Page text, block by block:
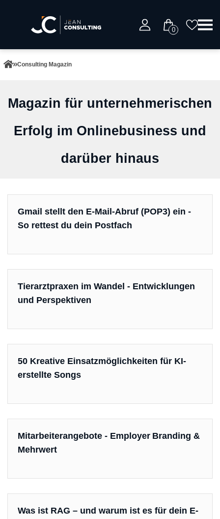
0
Consulting Magazin
Magazin für unternehmerischen
Erfolg im Onlinebusiness und
darüber hinaus
Gmail stellt den E-Mail-Abruf (POP3) ein -
So rettest du dein Postfach
Tierarztpraxen im Wandel - Entwicklungen
und Perspektiven
50 Kreative Einsatzmöglichkeiten für KI-
erstellte Songs
Mitarbeiterangebote - Employer Branding &
Mehrwert
Was ist RAG – und warum ist es für dein E-